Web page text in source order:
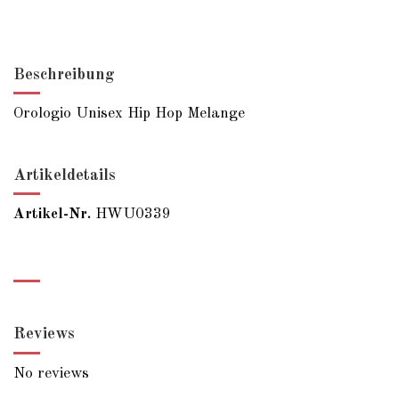
Beschreibung
Orologio Unisex Hip Hop Melange
Artikeldetails
Artikel-Nr. HWU0339
Reviews
No reviews